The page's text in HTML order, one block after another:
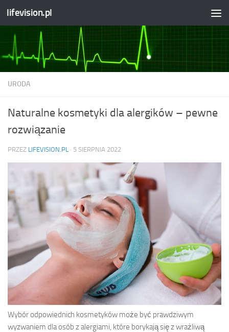
Skip to content
lifevision.pl
URODA
Naturalne kosmetyki dla alergików – pewne
rozwiązanie
PRZEZ LIFEVISION.PL · 5 SIERPNIA 2022
Wybór odpowiednich kosmetyków może być prawdziwym
wyzwaniem dla osób z alergiami, które borykają się z wrażliwą